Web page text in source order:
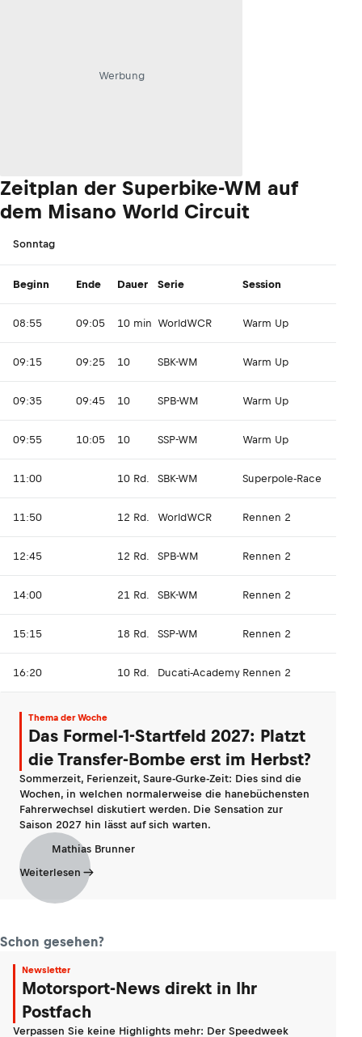
Werbung
Zeitplan der Superbike-WM auf
dem Misano World Circuit
Sonntag
Beginn Ende Dauer Serie Session
08:55 09:05 10 min WorldWCR Warm Up
09:15 09:25 10 SBK-WM Warm Up
09:35 09:45 10 SPB-WM Warm Up
09:55 10:05 10 SSP-WM Warm Up
11:00 10 Rd. SBK-WM Superpole-Race
11:50 12 Rd. WorldWCR Rennen 2
12:45 12 Rd. SPB-WM Rennen 2
14:00 21 Rd. SBK-WM Rennen 2
15:15 18 Rd. SSP-WM Rennen 2
16:20 10 Rd. Ducati-Academy Rennen 2
Thema der Woche
Das Formel-1-Startfeld 2027: Platzt
die Transfer-Bombe erst im Herbst?
Sommerzeit, Ferienzeit, Saure-Gurke-Zeit: Dies sind die
Wochen, in welchen normalerweise die hanebüchensten
Fahrerwechsel diskutiert werden. Die Sensation zur
Saison 2027 hin lässt auf sich warten.
Mathias Brunner
Weiterlesen
Schon gesehen?
Newsletter
Motorsport-News direkt in Ihr
Postfach
Verpassen Sie keine Highlights mehr: Der Speedweek